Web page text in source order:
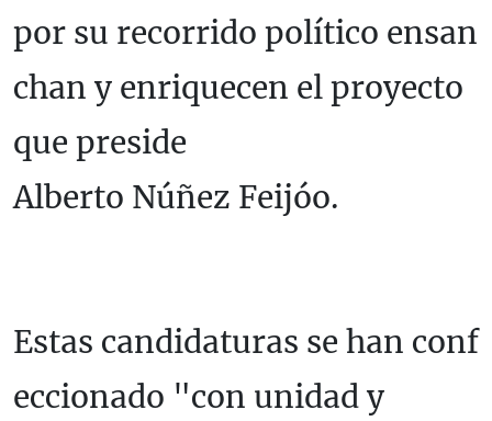
por su recorrido político ensan
chan y enriquecen el proyecto
que preside
Alberto Núñez Feijóo.
Estas candidaturas se han conf
eccionado "con unidad y